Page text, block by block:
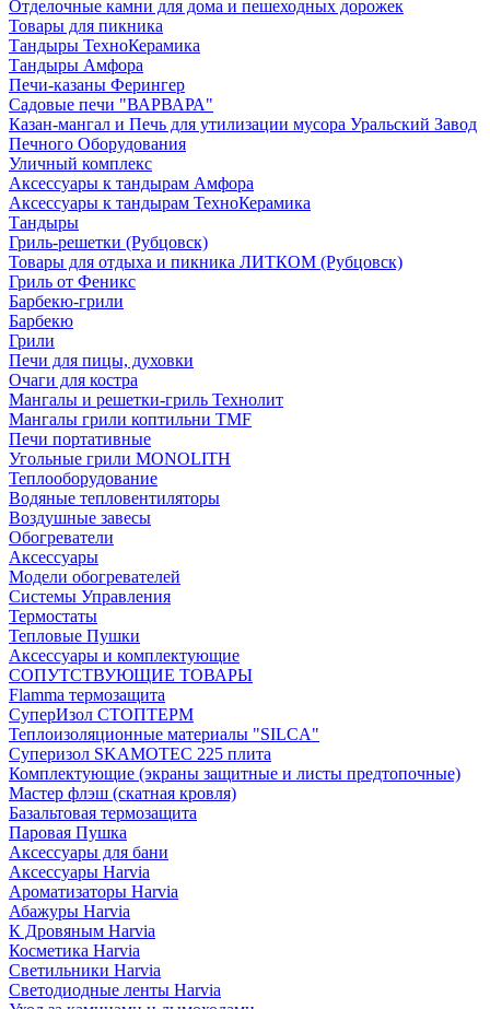
Отделочные камни для дома и пешеходных дорожек
Товары для пикника
Тандыры ТехноКерамика
Тандыры Амфора
Печи-казаны Ферингер
Садовые печи "ВАРВАРА"
Казан-мангал и Печь для утилизации мусора Уральский Завод
Печного Оборудования
Уличный комплекс
Аксессуары к тандырам Амфора
Аксессуары к тандырам ТехноКерамика
Тандыры
Гриль-решетки (Рубцовск)
Товары для отдыха и пикника ЛИТКОМ (Рубцовск)
Гриль от Феникс
Барбекю-грили
Барбекю
Грили
Печи для пицы, духовки
Очаги для костра
Мангалы и решетки-гриль Технолит
Мангалы грили коптильни TMF
Печи портативные
Угольные грили MONOLITH
Теплооборудование
Водяные тепловентиляторы
Воздушные завесы
Обогреватели
Аксессуары
Модели обогревателей
Системы Управления
Термостаты
Тепловые Пушки
Аксессуары и комплектующие
СОПУТСТВУЮЩИЕ ТОВАРЫ
Flamma термозащита
СуперИзол СТОПТЕРМ
Теплоизоляционные материалы "SILCA"
Суперизол SKAMOTEC 225 плита
Комплектующие (экраны защитные и листы предтопочные)
Мастер флэш (скатная кровля)
Базальтовая термозащита
Паровая Пушка
Аксессуары для бани
Аксессуары Harvia
Ароматизаторы Harvia
Абажуры Harvia
К Дровяным Harvia
Косметика Harvia
Светильники Harvia
Светодиодные ленты Harvia